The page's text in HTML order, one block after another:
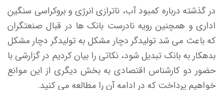
در گذشته درباره کمبود آب، ناترازی انرژی و بروکراسی سنگین
اداری و همچنین رویه نادرست بانک ها در قبال صنعتگران
که باعث می شد تولیدگر دچار مشکل به تولیدگر دچار مشکل
بدهکار به بانک تبدیل شود، نکاتی را بیان کردیم در گزارشی با
حضور دو کارشناس اقتصادی به بخش دیگری از این موانع
خواهیم پرداخت که در ادامه آن را مطالعه می کنید.